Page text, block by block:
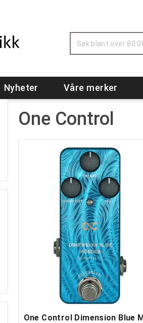
Nyheter Våre merker
One Control